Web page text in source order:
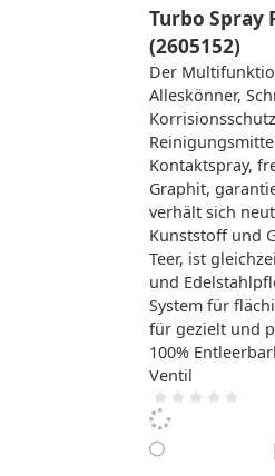
Turbo Spray
(2605152)
Der
Alleskönner,
Kontaktspray,
Graphit,
verhält sich
Kunststoff und
Teer, ist
und
System für
für gezielt und
100%
Ventil